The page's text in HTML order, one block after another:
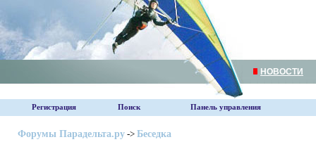
НОВОСТИ
Регистрация Поиск Панель управления
Форумы Парадельта.ру-> Беседка